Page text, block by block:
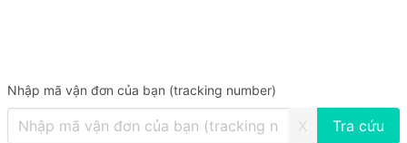
Nhập mã vận đơn của bạn (tracking number)
X